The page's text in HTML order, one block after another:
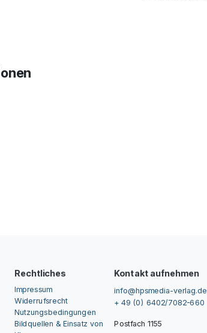
Rechtliches
Impressum
Widerrufsrecht
Nutzungsbedingungen
Bildquellen & Einsatz von
Kontakt aufnehmen
info@hpsmedia-verlag.de
+ 49 (0) 6402/7082-660
Postfach 1155